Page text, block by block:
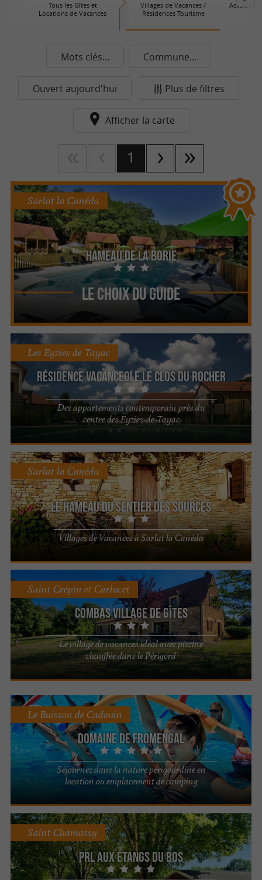
Tous les Gîtes et
Locations de Vacances
Villages de Vacances /
Résidences Tourisme
Accueil à
Mots clés... Commune...
Ouvert aujourd'hui Plus de filtres
Afficher la carte
1
Hameau de la Borie
Le Choix du Guide
Sarlat la Canéda
Résidence Vacanceole Le Clos du Rocher
Des appartements contemporain près du
centre des Eyzies-de-Tayac
Les Eyzies de Tayac
Le Hameau du Sentier des Sources
Villages de Vacances à Sarlat la Canéda
Sarlat la Canéda
Combas Village de Gîtes
Le village de vacances idéal avec piscine
chauffée dans le Périgord
Saint Crépin et Carlucet
Domaine de Fromengal
Séjournez dans la nature périgourdine en
location ou emplacement de camping
Le Buisson de Cadouin
PRL Aux Étangs du Bos
Saint Chamassy